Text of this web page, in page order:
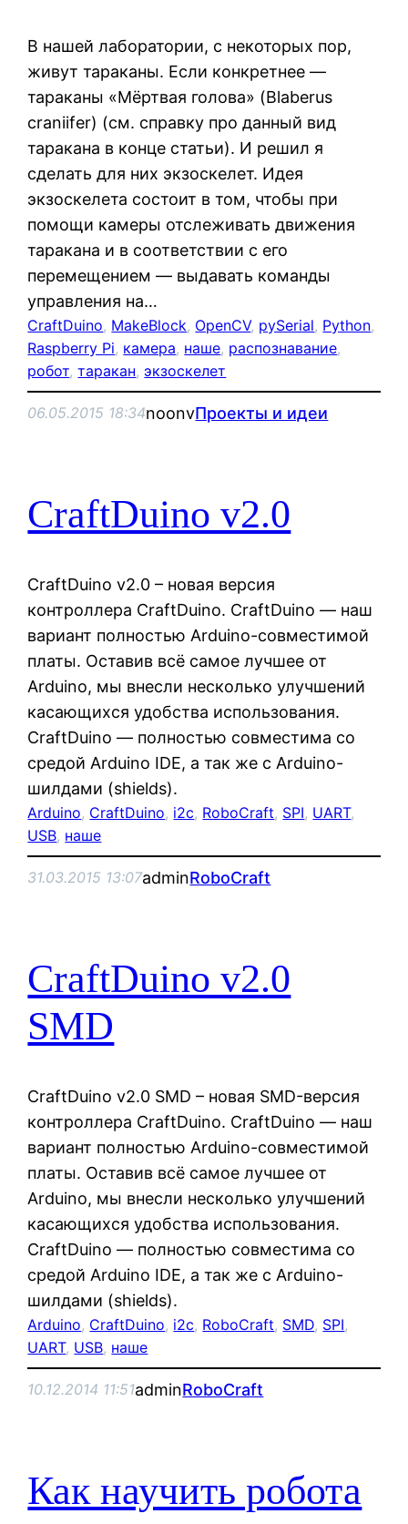
В нашей лаборатории, с некоторых пор,
живут тараканы. Если конкретнее —
тараканы «Мёртвая голова» (Blaberus
craniifer) (см. справку про данный вид
таракана в конце статьи). И решил я
сделать для них экзоскелет. Идея
экзоскелета состоит в том, чтобы при
помощи камеры отслеживать движения
таракана и в соответствии с его
перемещением — выдавать команды
управления на…
CraftDuino, MakeBlock, OpenCV, pySerial, Python
Raspberry Pi, камера, наше, распознавание
робот, таракан, экзоскелет
06.05.2015 18:34noonvПроекты и идеи
CraftDuino v2.0
CraftDuino v2.0 – новая версия
контроллера CraftDuino. CraftDuino — наш
вариант полностью Arduino-совместимой
платы. Оставив всё самое лучшее от
Arduino, мы внесли несколько улучшений
касающихся удобства использования.
CraftDuino — полностью совместима со
средой Arduino IDE, а так же с Arduino-
шилдами (shields).
Arduino, CraftDuino, i2c, RoboCraft, SPI, UART
USB, наше
31.03.2015 13:07adminRoboCraft
CraftDuino v2.0
SMD
CraftDuino v2.0 SMD – новая SMD-версия
контроллера CraftDuino. CraftDuino — наш
вариант полностью Arduino-совместимой
платы. Оставив всё самое лучшее от
Arduino, мы внесли несколько улучшений
касающихся удобства использования.
CraftDuino — полностью совместима со
средой Arduino IDE, а так же с Arduino-
шилдами (shields).
Arduino, CraftDuino, i2c, RoboCraft, SMD, SPI
UART, USB, наше
10.12.2014 11:51adminRoboCraft
Как научить робота